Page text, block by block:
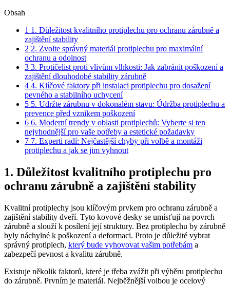
Obsah
1 1. Důležitost kvalitního protiplechu pro ochranu zárubně a
zajištění stability
2 2. Zvolte správný materiál protiplechu pro maximální
ochranu a odolnost
3 3. Protičelist proti vlivům vlhkosti: Jak zabránit poškození a
zajištění dlouhodobé stability zárubně
4 4. Klíčové faktory při instalaci protiplechu pro dosažení
pevného a stabilního uchycení
5 5. Udržte zárubnu v dokonalém stavu: Údržba protiplechu a
prevence před vznikem poškození
6 6. Moderní trendy v oblasti protiplechů: Vyberte si ten
nejvhodnější pro vaše potřeby a estetické požadavky
7 7. Experti radí: Nejčastější chyby při volbě a montáži
protiplechu a jak se jim vyhnout
1. Důležitost kvalitního protiplechu pro
ochranu zárubně a zajištění stability
Kvalitní protiplechy jsou klíčovým prvkem pro ochranu zárubně a
zajištění stability dveří. Tyto kovové desky se umísťují na povrch
zárubně a slouží k posílení její struktury. Bez protiplechu by zárubně
byly náchylné k poškození a deformaci. Proto je důležité vybrat
správný protiplech, který bude vyhovovat vašim potřebám a
zabezpečí pevnost a kvalitu zárubně.
Existuje několik faktorů, které je třeba zvážit při výběru protiplechu
do zárubně. Prvním je materiál. Nejběžnější volbou je ocelový